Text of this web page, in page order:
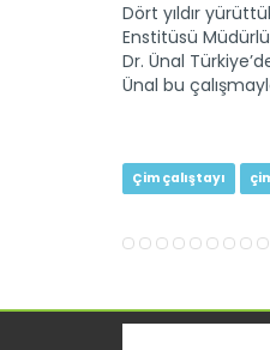
Dört yıldır
Enstitüsü
Dr. Ünal
Ünal bu
Çim çalıştayı